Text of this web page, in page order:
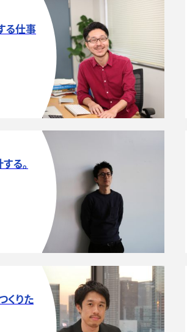
る仕事
る。
くりた